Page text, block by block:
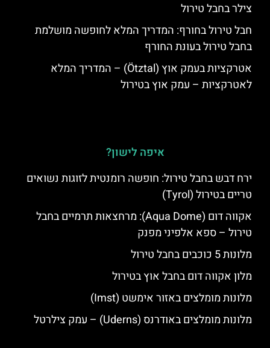
צילר בחבל טירול
חבל טירול בחורף: המדריך המלא לחופשה מושלמת
בחבל טירול בעונת החורף
אטרקציות בעמק אוץ (Ötztal) – המדריך המלא
לאטרקציות – עמק אוץ בטירול
איפה לישון?
ירח דבש בחבל טירול: חופשה רומנטית לזוגות נשואים
טריים בטירול (Tyrol)
אקווה דום (Aqua Dome): מרחצאות תרמיים בחבל
טירול – ספא אלפיני מפנק
מלונות 5 כוכבים בחבל טירול
מלון אקווה דום בחבל אוץ בטירול
מלונות מומלצים באזור אימשט (Imst)
מלונות מומלצים באודרנס (Uderns) – עמק צילרטל